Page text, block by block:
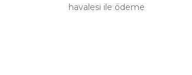
havalesi ile ödeme